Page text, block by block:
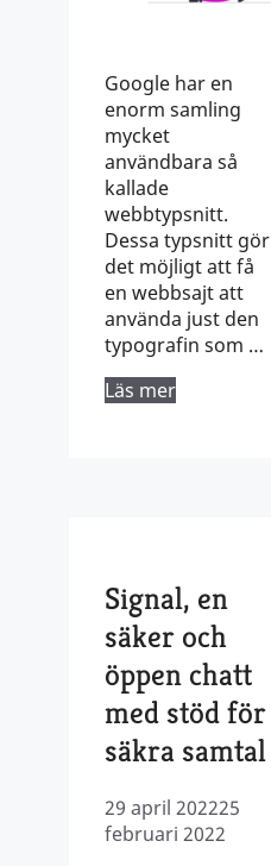
Google har en
enorm samling
mycket
användbara så
kallade
webbtypsnitt.
Dessa typsnitt gör
det möjligt att få
en webbsajt att
använda just den
typografin som …
Läs mer
Signal, en
säker och
öppen chatt
med stöd för
säkra samtal
29 april 202225
februari 2022